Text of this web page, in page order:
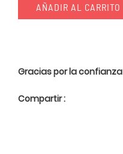
AÑADIR AL CARRITO
Gracias por la confianza
Compartir :